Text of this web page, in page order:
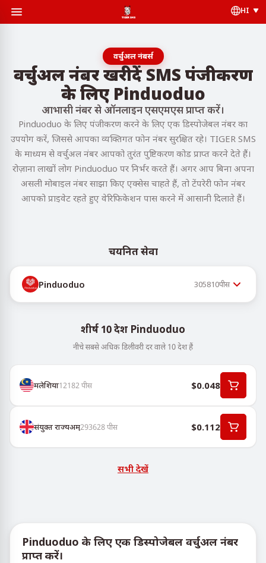
HI
वर्चुअल नंबर्स
वर्चुअल नंबर खरीदें SMS पंजीकरण
के लिए Pinduoduo
आभासी नंबर से ऑनलाइन एसएमएस प्राप्त करें।
Pinduoduo के लिए पंजीकरण करने के लिए एक डिस्पोजेबल नंबर का
उपयोग करें, जिससे आपका व्यक्तिगत फोन नंबर सुरक्षित रहे। TIGER SMS
के माध्यम से वर्चुअल नंबर आपको तुरंत पुष्टिकरण कोड प्राप्त करने देते हैं।
रोज़ाना लाखों लोग Pinduoduo पर निर्भर करते हैं। अगर आप बिना अपना
असली मोबाइल नंबर साझा किए एक्सेस चाहते हैं, तो टेंपरेरी फोन नंबर
आपको प्राइवेट रहते हुए वेरिफिकेशन पास करने में आसानी दिलाते हैं।
चयनित सेवा
Pinduoduo 305810पीस
शीर्ष 10 देश Pinduoduo
नीचे सबसे अधिक डिलीवरी दर वाले 10 देश हैं
मलेशिया12182 पीस $0.048
संयुक्त राज्यअम्293628पीस $0.112
सभी देखें
Pinduoduo के लिए एक डिस्पोजेबल वर्चुअल नंबर
प्राप्त करें।